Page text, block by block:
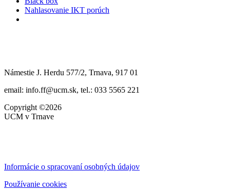
Nahlasovanie IKT porúch
Námestie J. Herdu 577/2, Trnava, 917 01
email: info.ff@ucm.sk, tel.: 033 5565 221
Copyright ©2026
UCM v Trnave
Informácie o spracovaní osobných údajov
Používanie cookies